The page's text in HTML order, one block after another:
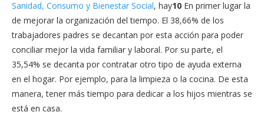
Sanidad, Consumo y Bienestar Social, hay10 En primer lugar la
de mejorar la organización del tiempo. El 38,66% de los
trabajadores padres se decantan por esta acción para poder
conciliar mejor la vida familiar y laboral. Por su parte, el
35,54% se decanta por contratar otro tipo de ayuda externa
en el hogar. Por ejemplo, para la limpieza o la cocina. De esta
manera, tener más tiempo para dedicar a los hijos mientras se
está en casa.